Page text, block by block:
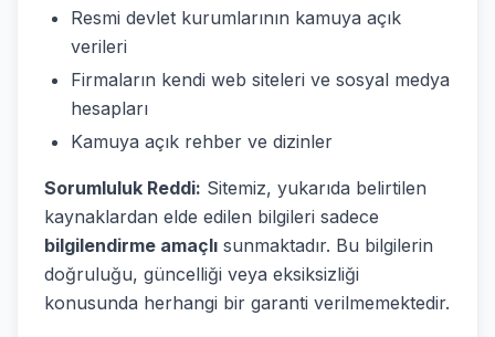
Resmi devlet kurumlarının kamuya açık
verileri
Firmaların kendi web siteleri ve sosyal medya
hesapları
Kamuya açık rehber ve dizinler
Sorumluluk Reddi: Sitemiz, yukarıda belirtilen
kaynaklardan elde edilen bilgileri sadece
bilgilendirme amaçlı sunmaktadır. Bu bilgilerin
doğruluğu, güncelliği veya eksiksizliği
konusunda herhangi bir garanti verilmemektedir.